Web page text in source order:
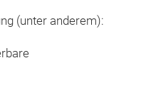
(unter anderem):